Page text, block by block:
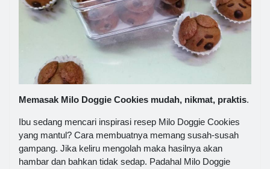
Memasak Milo Doggie Cookies mudah, nikmat, praktis.
Ibu sedang mencari inspirasi resep Milo Doggie Cookies
yang mantul? Cara membuatnya memang susah-susah
gampang. Jika keliru mengolah maka hasilnya akan
hambar dan bahkan tidak sedap. Padahal Milo Doggie